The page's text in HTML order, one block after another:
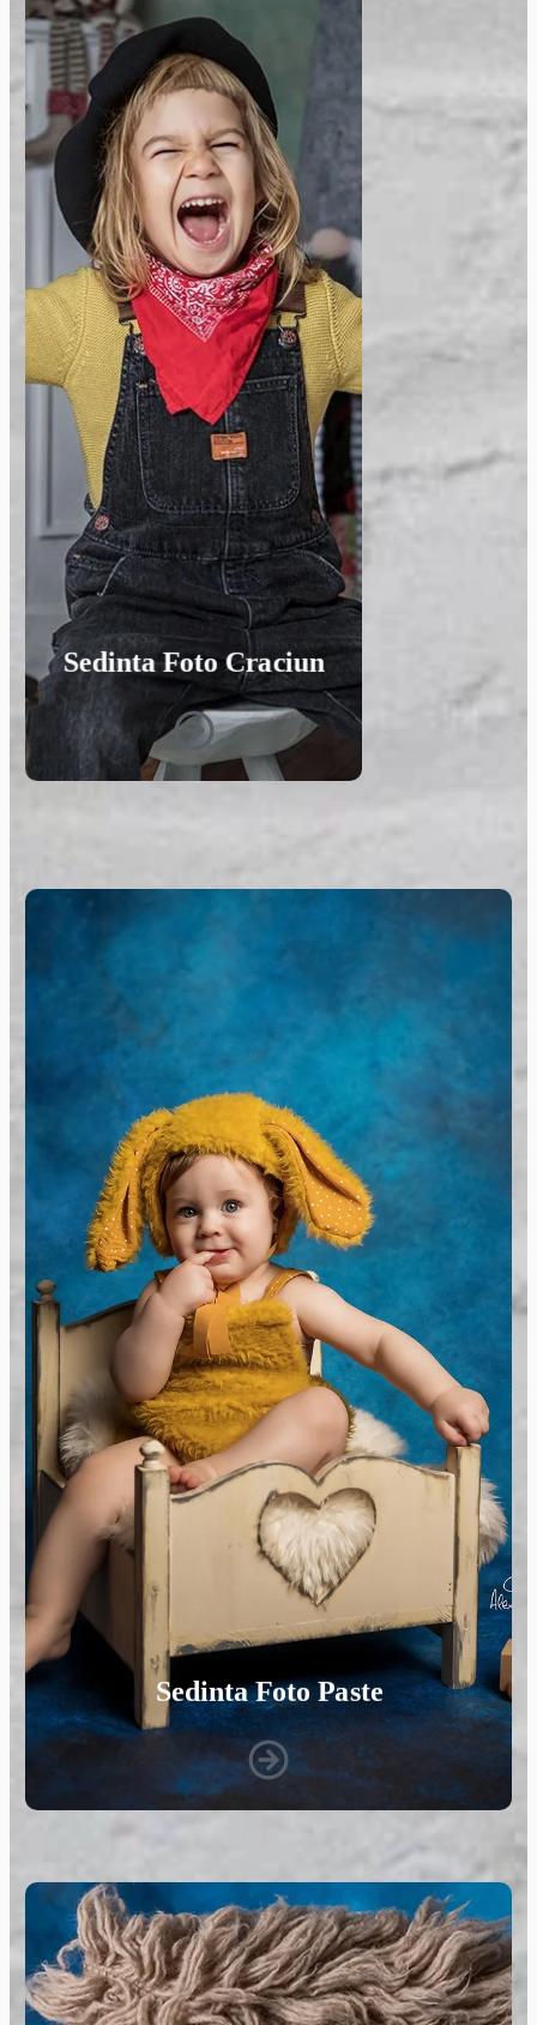
Sedinta Foto Craciun
capturarea momentelor de
familie si emotiilor din aceasta
sarbatoare. Imi place sa surprind
emotiile si bucuria celor care se
aduna impreuna pentru a
sarbatori. Sunt pregatit sa va
surprind cele mai frumoase
momente de Craciun.
Vezi Galerie Foto
Sedinta Foto Paste
Sedinta Foto Paste
Sunt fotograf profesionist, specializat in
capturarea momentelor de familie si traditie din
aceasta sarbatoare. Imi place sa surprind emotiile
si bucuria celor care se aduna impreuna pentru a
sarbatori. Ma bucur sa creez amintiri de neuitat
pentru familii.
Vezi Galeria Foto